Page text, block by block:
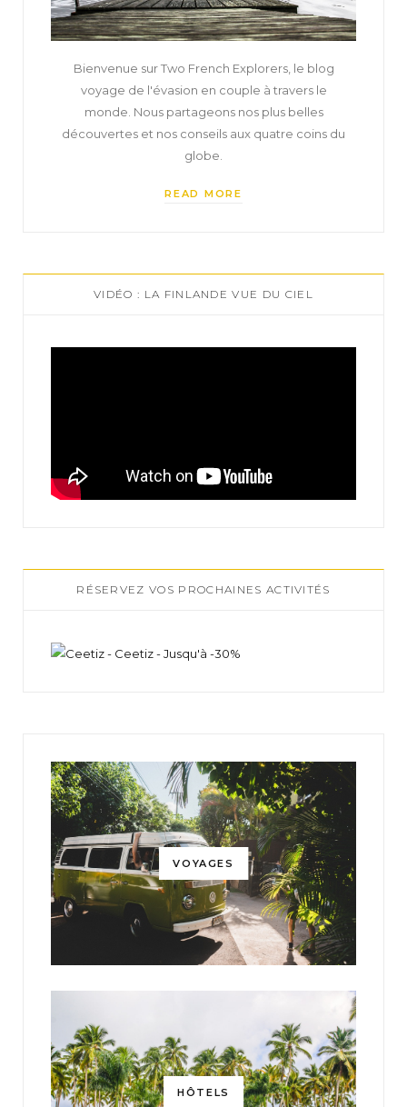
Bienvenue sur Two French Explorers, le blog
voyage de l'évasion en couple à travers le
monde. Nous partageons nos plus belles
découvertes et nos conseils aux quatre coins du
globe.
READ MORE
VIDÉO : LA FINLANDE VUE DU CIEL
RÉSERVEZ VOS PROCHAINES ACTIVITÉS
VOYAGES
HÔTELS